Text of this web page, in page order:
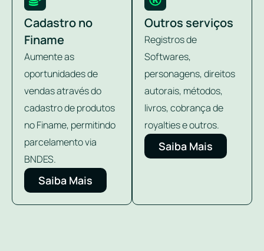
Cadastro no
Finame
Aumente as
oportunidades de
vendas através do
cadastro de produtos
no Finame, permitindo
parcelamento via
BNDES.
Saiba Mais
Outros serviços
Registros de
Softwares,
personagens, direitos
autorais, métodos,
livros, cobrança de
royalties e outros.
Saiba Mais